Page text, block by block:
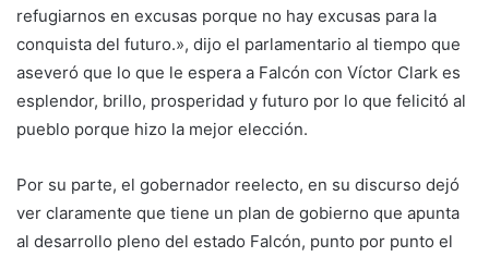
refugiarnos en excusas porque no hay excusas para la
conquista del futuro.», dijo el parlamentario al tiempo que
aseveró que lo que le espera a Falcón con Víctor Clark es
esplendor, brillo, prosperidad y futuro por lo que felicitó al
pueblo porque hizo la mejor elección.
Por su parte, el gobernador reelecto, en su discurso dejó
ver claramente que tiene un plan de gobierno que apunta
al desarrollo pleno del estado Falcón, punto por punto el